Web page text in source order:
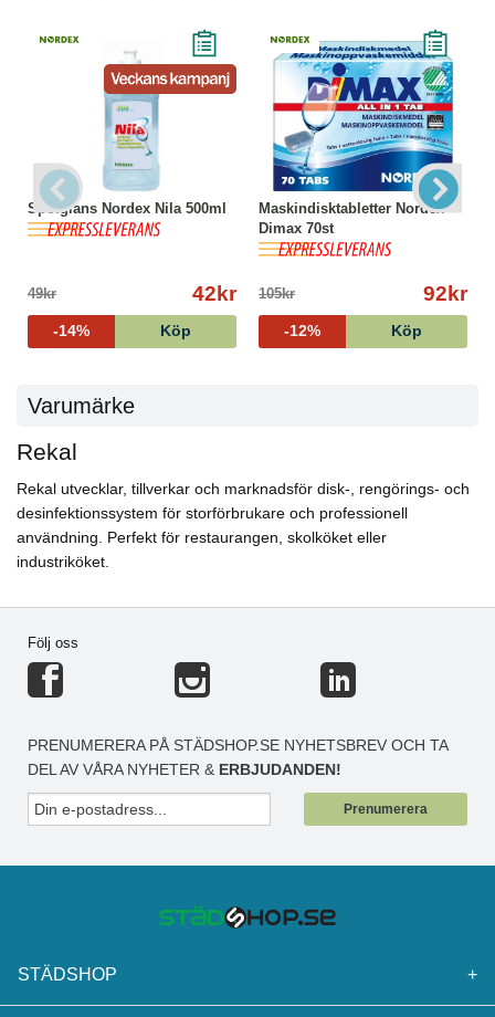
Spolglans Nordex Nila 500ml
49kr 42kr
-14% Köp
Maskindisktabletter Nordex
Dimax 70st
105kr 92kr
-12% Köp
Varumärke
Rekal
Rekal utvecklar, tillverkar och marknadsför disk-, rengörings- och
desinfektionssystem för storförbrukare och professionell
användning. Perfekt för restaurangen, skolköket eller
industriköket.
Följ oss
PRENUMERERA PÅ STÄDSHOP.SE NYHETSBREV OCH TA
DEL AV VÅRA NYHETER & ERBJUDANDEN!
Prenumerera
STÄDSHOP +